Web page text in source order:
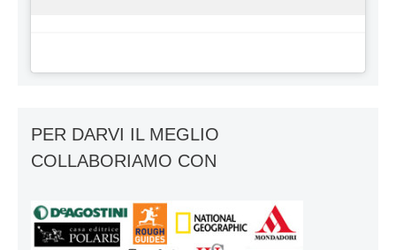
PER DARVI IL MEGLIO
COLLABORIAMO CON